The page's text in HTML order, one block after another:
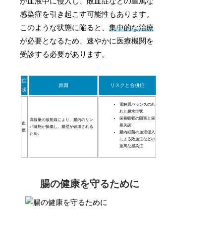
感染症を引き起こす可能性もあります。
このような状態に陥ると、集中的な治療
が必要となるため、速やかに医療機関を
受診する必要があります。
症
状
原因 リスクと合併症
血
便
高線量の放射線により、腸内のリン
パ濾胞が損傷し、腸壁が破壊される
ため。
電解質バランスの乱
れと脱水症状
栄養吸収の阻害と栄
養失調
腸内細菌の血液侵入
による敗血症などの
重篤な感染症
腸の健康を守るために